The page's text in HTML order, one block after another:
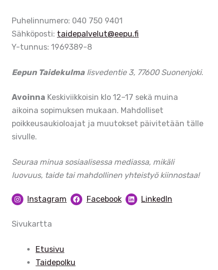
Puhelinnumero: 040 750 9401
Sähköposti: taidepalvelut@eepu.fi
Y-tunnus: 1969389-8
Eepun Taidekulma Iisvedentie 3, 77600 Suonenjoki.
Avoinna Keskiviikkoisin klo 12–17 sekä muina
aikoina sopimuksen mukaan. Mahdolliset
poikkeusaukioloajat ja muutokset päivitetään tälle
sivulle.
Seuraa minua sosiaalisessa mediassa, mikäli
luovuus, taide tai mahdollinen yhteistyö kiinnostaa!
Instagram Facebook LinkedIn
Sivukartta
Etusivu
Taidepolku